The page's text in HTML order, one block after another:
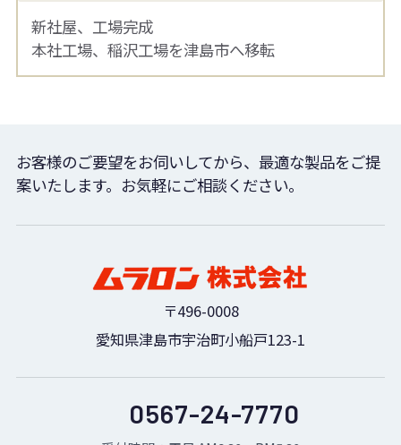
新社屋、工場完成
本社工場、稲沢工場を津島市へ移転
お客様のご要望をお伺いしてから、最適な製品をご提
案いたします。お気軽にご相談ください。
〒496-0008
愛知県津島市宇治町小船戸123-1
0567-24-7770